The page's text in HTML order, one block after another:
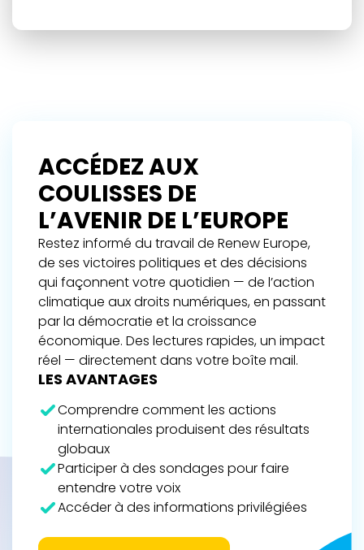
ACCÉDEZ AUX
COULISSES DE
L’AVENIR DE L’EUROPE
Restez informé du travail de Renew Europe,
de ses victoires politiques et des décisions
qui façonnent votre quotidien — de l’action
climatique aux droits numériques, en passant
par la démocratie et la croissance
économique. Des lectures rapides, un impact
réel — directement dans votre boîte mail.
LES AVANTAGES
Comprendre comment les actions
internationales produisent des résultats
globaux
Participer à des sondages pour faire
entendre votre voix
Accéder à des informations privilégiées